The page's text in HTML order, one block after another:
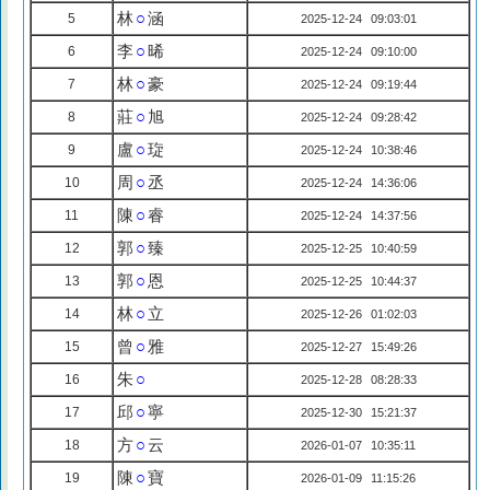
5 林○涵 2025-12-24 09:03:01
6 李○ 晞 2025-12-24 09:10:00
7 林○豪 2025-12-24 09:19:44
8 莊○ 旭 2025-12-24 09:28:42
9 盧 ○琁 2025-12-24 10:38:46
10 周 ○丞 2025-12-24 14:36:06
11 陳 ○睿 2025-12-24 14:37:56
12 郭 ○臻 2025-12-25 10:40:59
13 郭 ○ 恩 2025-12-25 10:44:37
14 林○ 立 2025-12-26 01:02:03
15 曾 ○ 雅 2025-12-27 15:49:26
16 朱○ 2025-12-28 08:28:33
17 邱 ○寧 2025-12-30 15:21:37
18 方○云 2026-01-07 10:35:11
19 陳 ○寶 2026-01-09 11:15:26